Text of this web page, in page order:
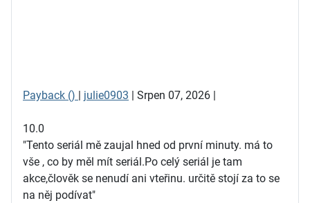
Payback () | julie0903 | Srpen 07, 2026 |
10.0
"Tento seriál mě zaujal hned od první minuty. má to
vše , co by měl mít seriál.Po celý seriál je tam
akce,člověk se nenudí ani vteřinu. určitě stojí za to se
na něj podívat"